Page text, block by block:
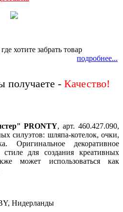
хотите забрать товар
подробнее...
получаете - Качество!
PRONTY, арт. 460.427.090,
силуэтов: шляпа-котелок, очки,
Оригинальное декоративное
для создания креативных
может использоваться как
Нидерланды